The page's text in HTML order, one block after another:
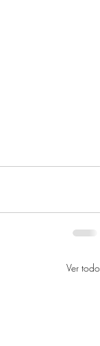
Ver todo